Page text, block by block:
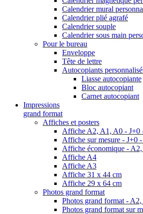
Calendrier mural
Calendrier plié agrafé
Calendrier souple
Calendrier sous main
Pour le bureau
Enveloppe
Tête de lettre
Autocopiants
Liasse autocopiante
Bloc autocopiant
Carnet autocopiant
Impressions
grand format
Affiches et posters
Affiche A2, A1, A0 - J+0
Affiche sur mesure - J+0
Affiche économique -
Affiche A4
Affiche A3
Affiche 31 x 44 cm
Affiche 29 x 64 cm
Photos grand format
Photos grand format -
Photos grand format sur